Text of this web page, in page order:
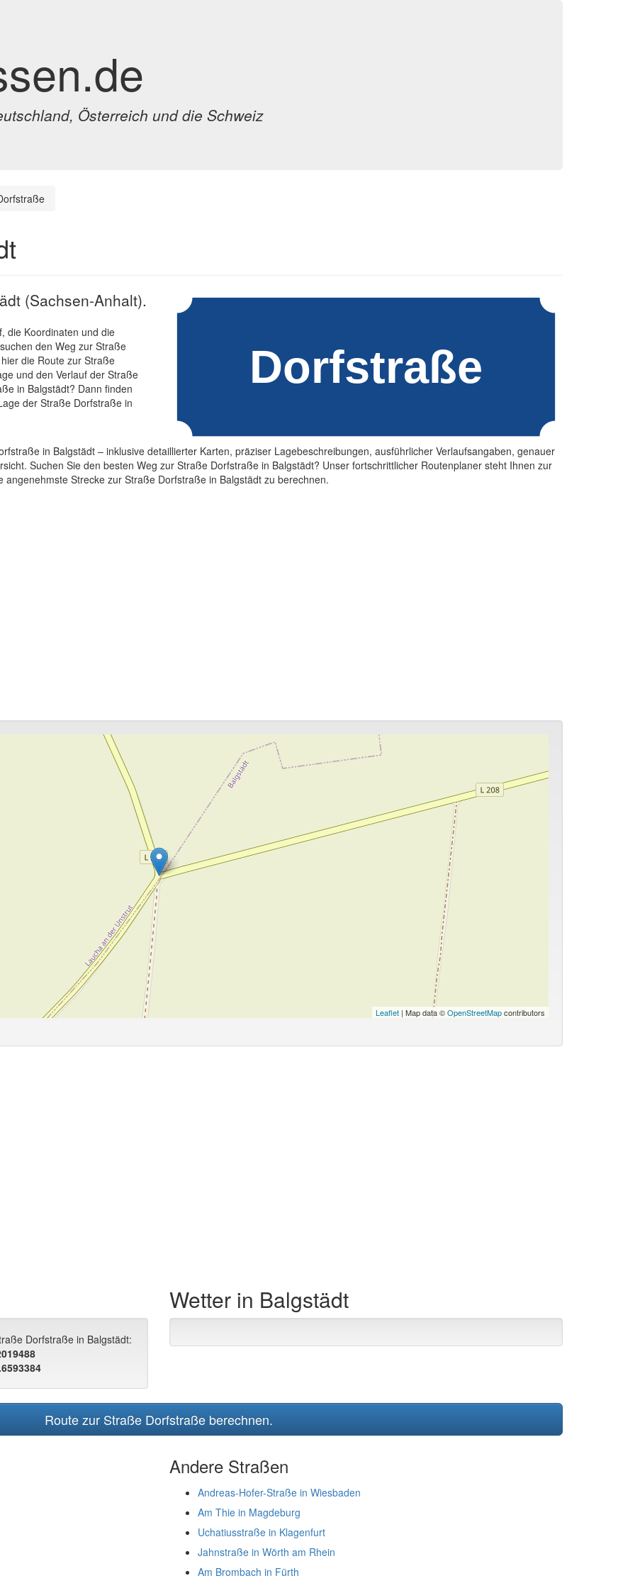
Österreich und die Schweiz
(Sachsen-Anhalt).
die Koordinaten und die
den Weg zur Straße
die Route zur Straße
und den Verlauf der Straße
in Balgstädt? Dann finden
der Straße Dorfstraße in
in Balgstädt – inklusive detaillierter Karten, präziser Lagebeschreibungen, ausführlicher Verlaufsangaben, genauer
Suchen Sie den besten Weg zur Straße Dorfstraße in Balgstädt? Unser fortschrittlicher Routenplaner steht Ihnen zur
Strecke zur Straße Dorfstraße in Balgstädt zu berechnen.
Leaflet | Map data ©OpenStreetMapcontributors
Dorfstraße in Balgstädt:
Wetter in Balgstädt
Route zur Straße Dorfstraße berechnen.
Andere Straßen
Andreas-Hofer-Straße in Wiesbaden
Am Thie in Magdeburg
Uchatiusstraße in Klagenfurt
Jahnstraße in Wörth am Rhein
Am Brombach in Fürth